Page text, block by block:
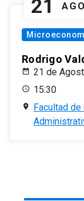
21 AGO
Rodrigo
21 de
15:30
Facultad